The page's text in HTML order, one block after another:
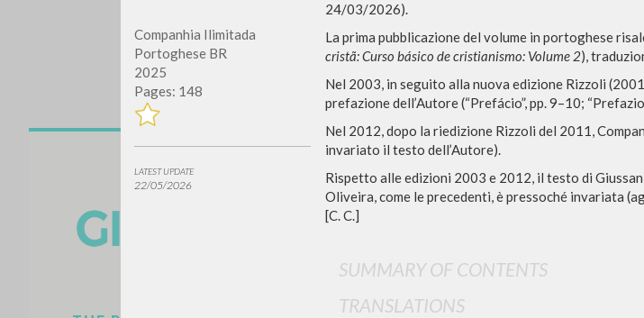
Companhia Ilimitada
Portoghese BR
2025
Pages: 148
LATEST UPDATE
22/05/2026
24/03/2026).
La prima pubblicazione del volume in portoghese
cristã: Curso básico de cristianismo: Volume 2),
Nel 2003, in seguito alla nuova edizione Rizzoli
prefazione dell’Autore (“Prefácio”, pp. 9–10;
Nel 2012, dopo la riedizione Rizzoli del 2011,
invariato il testo dell’Autore).
Rispetto alle edizioni 2003 e 2012, il testo di
Oliveira, come le precedenti, è pressoché invariata
[C. C.]
SUMMARY OF CONTENTS
TRANSLATIONS
Do you want even more precise results? Use
0RESULTS
LANGUAGE